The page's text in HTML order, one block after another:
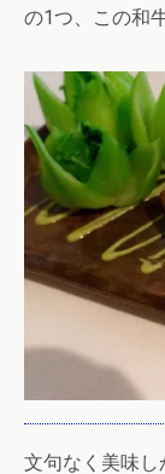
の1つ、この和
文句なく美味